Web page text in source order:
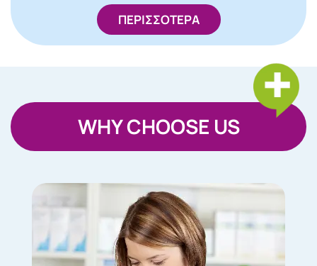
ΠΕΡΙΣΣΟΤΕΡΑ
WHY CHOOSE US